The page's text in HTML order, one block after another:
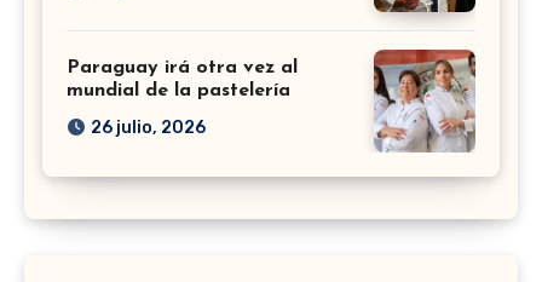
Paraguay irá otra vez al
mundial de la pastelería
26 julio, 2026